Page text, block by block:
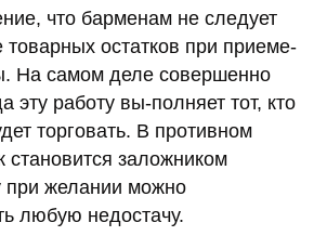
что барменам не следует
товарных остатков при приеме-
На самом деле совершенно
эту работу вы-полняет тот, кто
торговать. В противном
становится заложником
желании можно
любую недостачу.